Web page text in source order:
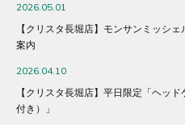
2026.05.01
【クリスタ長堀店】モンサンミッシ
案内
2026.04.10
【クリスタ長堀店】平日限定「ヘッ
付き）」